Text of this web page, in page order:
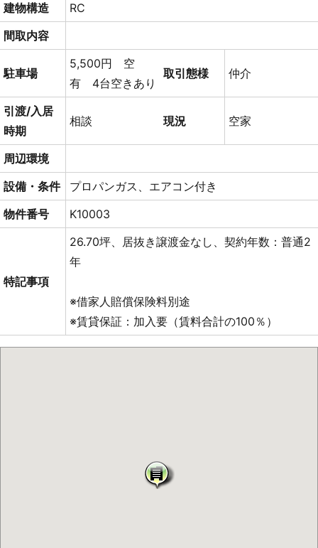
建物構造
RC
間取内容
駐車場
5,500円 空
有 4台空きあり
取引態様 仲介
引渡/入居
時期
相談 現況 空家
周辺環境
設備・条件
プロパンガス、エアコン付き
物件番号
K10003
特記事項
26.70坪、居抜き譲渡金なし、契約年数：普通2
年
※借家人賠償保険料別途
※賃貸保証：加入要（賃料合計の100％）